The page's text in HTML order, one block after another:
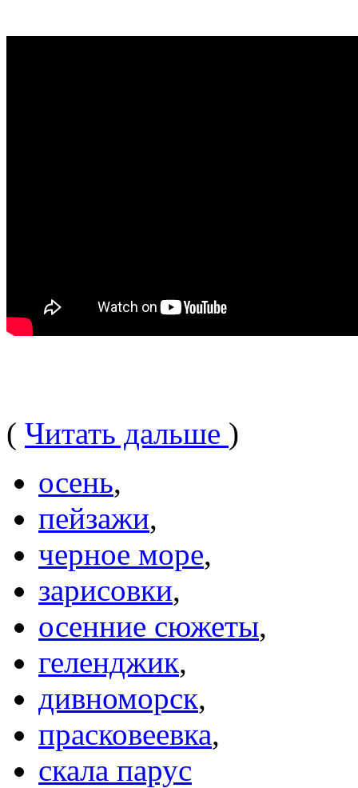
( Читать дальше )
осень,
пейзажи,
черное море,
зарисовки,
осенние сюжеты,
геленджик,
дивноморск,
прасковеевка,
скала парус